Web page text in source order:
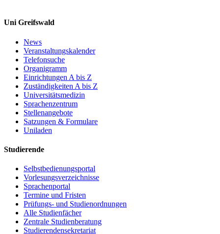
Uni Greifswald
News
Veranstaltungskalender
Telefonsuche
Organigramm
Einrichtungen A bis Z
Zuständigkeiten A bis Z
Universitätsmedizin
Sprachenzentrum
Stellenangebote
Satzungen & Formulare
Uniladen
Studierende
Selbstbedienungsportal
Vorlesungsverzeichnisse
Sprachenportal
Termine und Fristen
Prüfungs- und Studienordnungen
Alle Studienfächer
Zentrale Studienberatung
Studierendensekretariat